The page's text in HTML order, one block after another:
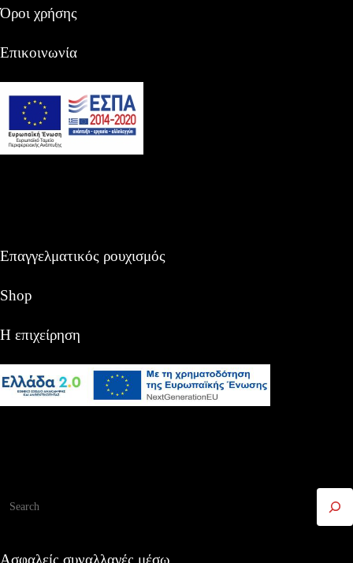
Όροι χρήσης
Επικοινωνία
Επαγγελματικός ρουχισμός
Shop
Η επιχείρηση
Ασφαλείς συναλλαγές μέσω